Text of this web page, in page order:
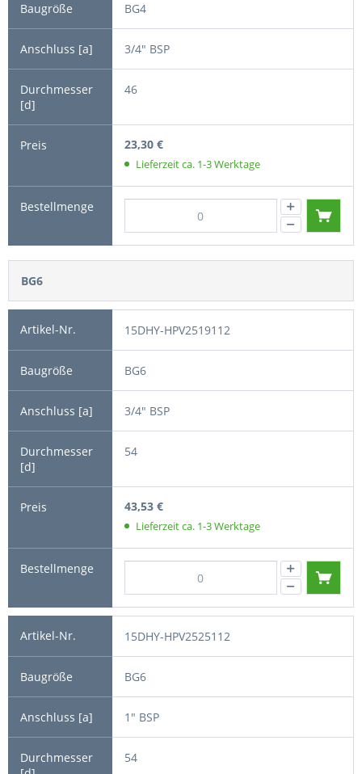
BG4
3/4" BSP
46
23,30 €
Lieferzeit ca. 1-3 Werktage
BG6
15DHY-HPV2519112
BG6
3/4" BSP
54
43,53 €
Lieferzeit ca. 1-3 Werktage
15DHY-HPV2525112
BG6
1" BSP
54